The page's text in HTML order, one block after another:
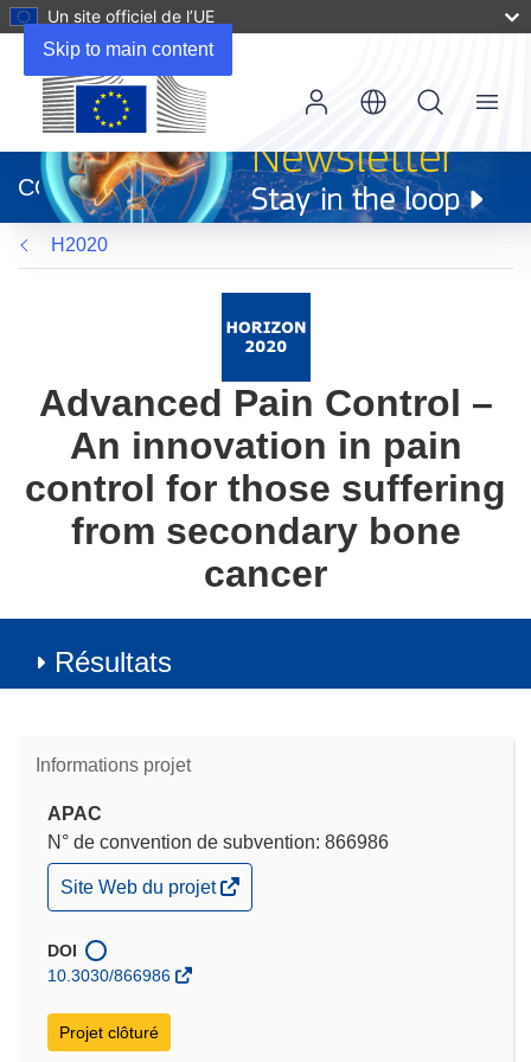
Skip to main content
Un site officiel de l’UE
dans
une
nouvelle
fenêtre)
CORDIS
Menu
H2020
Advanced Pain Control –
An innovation in pain
control for those suffering
from secondary bone
cancer
Résultats
Informations projet
APAC
N° de convention de subvention: 866986
(s’ouvre
dans
nouvelle
fenêtre)
Site Web du projet
DOI
10.3030/866986
Projet clôturé